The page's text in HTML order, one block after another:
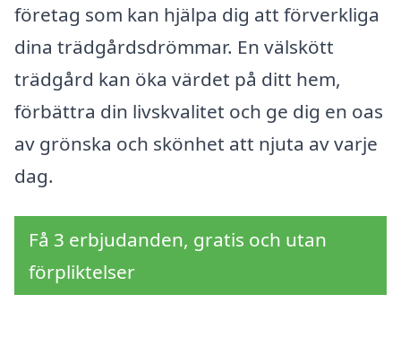
företag som kan hjälpa dig att förverkliga
dina trädgårdsdrömmar. En välskött
trädgård kan öka värdet på ditt hem,
förbättra din livskvalitet och ge dig en oas
av grönska och skönhet att njuta av varje
dag.
Få 3 erbjudanden, gratis och utan
förpliktelser